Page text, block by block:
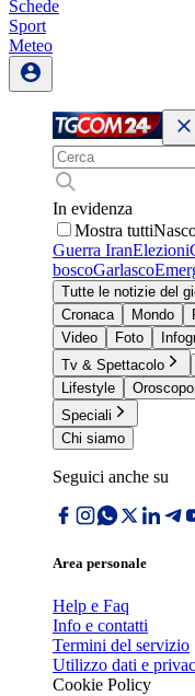
Schede
Sport
Meteo
In evidenza
Mostra tutti
Guerra IranElezioni
boscoGarlasco
Tutte le notizie del
Cronaca
Mondo
Video
Foto
Tv & Spettacolo
Lifestyle
Oroscopo
Speciali
Chi siamo
Seguici anche su
Area personale
Help e Faq
Info e contatti
Termini del servizio
Utilizzo dati e
Cookie Policy